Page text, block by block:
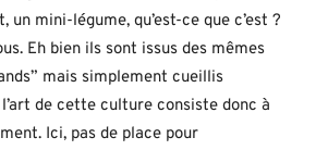
mini-légume, qu’est-ce que c’est ?
Eh bien ils sont issus des mêmes
mais simplement cueillis
de cette culture consiste donc à
Ici, pas de place pour